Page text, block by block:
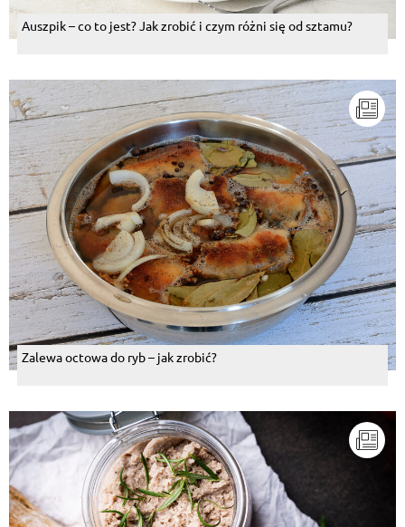
Auszpik – co to jest? Jak zrobić i czym różni się od sztamu?
Zalewa octowa do ryb – jak zrobić?